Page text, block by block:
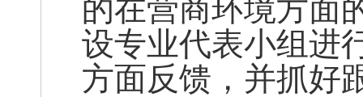
的在营商环境方面
设专业代表小组进
方面反馈，并抓好